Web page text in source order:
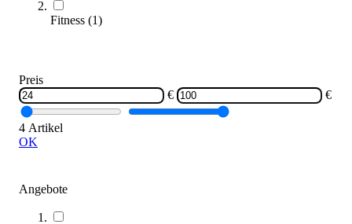
Fitness (1)
Preis
€
€
4 Artikel
OK
Angebote
tanga sports® Kurzhantelstange 50 mm
Zum Produkt
SALE